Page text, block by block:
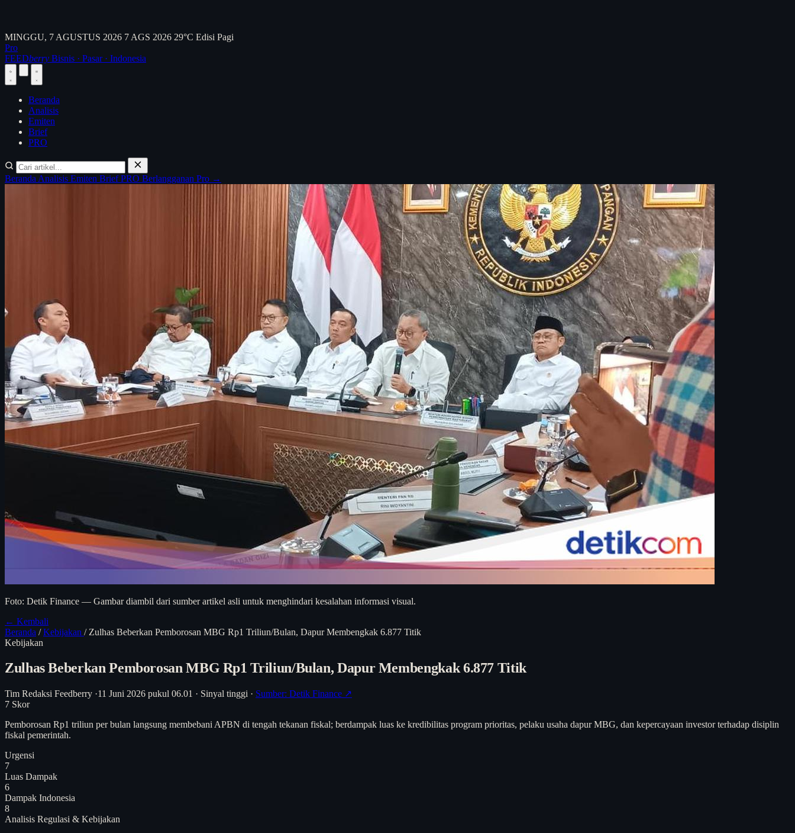
MINGGU, 7 AGUSTUS 2026 7 AGS 2026 29°C Edisi Pagi
Pro
FEEDberry Bisnis · Pasar · Indonesia
Beranda
Analisis
Emiten
Brief
PRO
Beranda Analisis Emiten BriefPRO Berlangganan Pro →
Foto: Detik Finance — Gambar diambil dari sumber artikel asli untuk menghindari kesalahan informasi visual.
← Kembali
Beranda / Kebijakan / Zulhas Beberkan Pemborosan MBG Rp1 Triliun/Bulan, Dapur Membengkak 6.877 Titik
Kebijakan
Zulhas Beberkan Pemborosan MBG Rp1 Triliun/Bulan, Dapur Membengkak 6.877 Titik
Tim Redaksi Feedberry ·11 Juni 2026 pukul 06.01 · Sinyal tinggi · Sumber: Detik Finance ↗
7 Skor
Pemborosan Rp1 triliun per bulan langsung membebani APBN di tengah tekanan fiskal; berdampak luas ke kredibilitas program prioritas, pelaku usaha dapur MBG, dan kepercayaan investor terhadap disiplin
fiskal pemerintah.
Urgensi
7
Luas Dampak
6
Dampak Indonesia
8
Analisis Regulasi & Kebijakan